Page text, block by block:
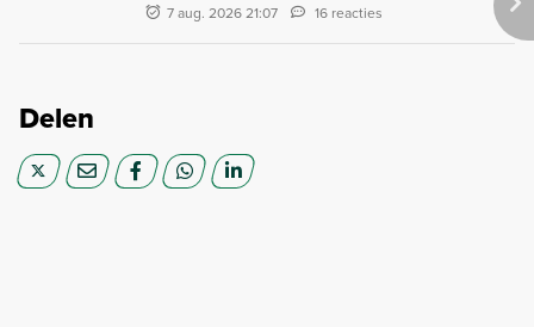
7 aug. 2026 21:07 16 reacties
Delen